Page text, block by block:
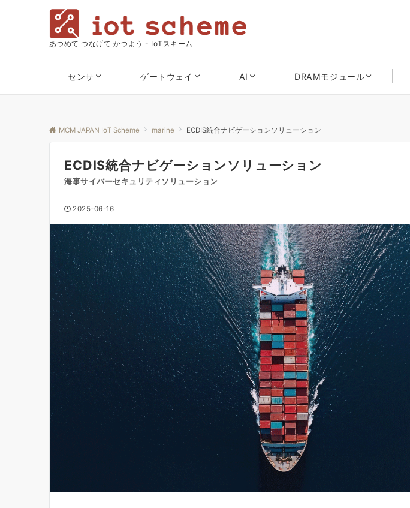
あつめて つなげて かつよう - IoTスキーム
センサ ゲートウェイ AI DRAMモジュール
MCM JAPAN IoT Scheme marine ECDIS統合ナビゲーションソリューション
ECDIS統合ナビゲーションソリューション
海事サイバーセキュリティソリューション
2025-06-16